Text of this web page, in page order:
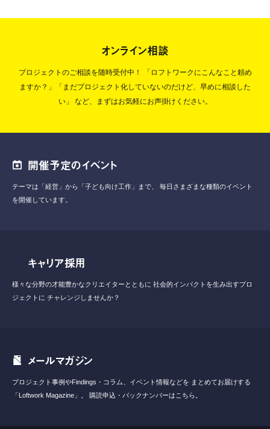
オンライン相談
プロジェクトのご相談を随時受付中！
「ロフトワークにこんなこと頼め
ますか？」「まだプロジェクト化していないのだけど、早めに相談した
い」
など、まずはお気軽にお声掛けください。
開催予定のイベント
テーマは「経営」から「子ども向け工作」まで、
毎日さまざまな種類のイベント
を開催しています。
キャリア採用
様々な分野の才能豊かなクリエイターとともに 社会的インパクトを生み出すプロ
ジェクトに チャレンジしませんか？
メールマガジン
プロジェクト事例やFindings・コラム、イベント情報などを まとめてお届けする
「Loftwork Magazine」。
購読申込・バックナンバーはこちら。